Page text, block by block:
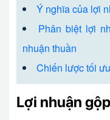
Ý nghĩa của lợi
Phân biệt lợi
nhuận thuần
Chiến lược tối
Lợi nhuận